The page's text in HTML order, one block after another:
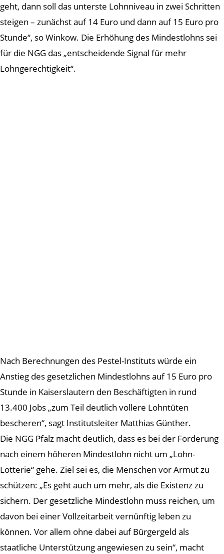
geht, dann soll das unterste Lohnniveau in zwei Schritten
steigen – zunächst auf 14 Euro und dann auf 15 Euro pro
Stunde“, so Winkow. Die Erhöhung des Mindestlohns sei
für die NGG das „entscheidende Signal für mehr
Lohngerechtigkeit“.
Nach Berechnungen des Pestel-Instituts würde ein
Anstieg des gesetzlichen Mindestlohns auf 15 Euro pro
Stunde in Kaiserslautern den Beschäftigten in rund
13.400 Jobs „zum Teil deutlich vollere Lohntüten
bescheren“, sagt Institutsleiter Matthias Günther.
Die NGG Pfalz macht deutlich, dass es bei der Forderung
nach einem höheren Mindestlohn nicht um „Lohn-
Lotterie“ gehe. Ziel sei es, die Menschen vor Armut zu
schützen: „Es geht auch um mehr, als die Existenz zu
sichern. Der gesetzliche Mindestlohn muss reichen, um
davon bei einer Vollzeitarbeit vernünftig leben zu
können. Vor allem ohne dabei auf Bürgergeld als
staatliche Unterstützung angewiesen zu sein“, macht